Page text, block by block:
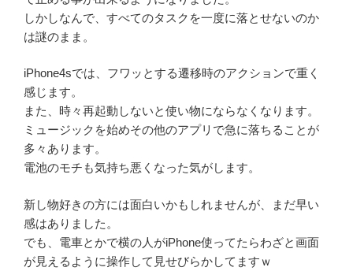
しかしなんで、すべてのタスクを一度に落とせないのか
は謎のまま。
iPhone4sでは、フワッとする遷移時のアクションで重く
感じます。
また、時々再起動しないと使い物にならなくなります。
ミュージックを始めその他のアプリで急に落ちることが
多々あります。
電池のモチも気持ち悪くなった気がします。
新し物好きの方には面白いかもしれませんが、まだ早い
感はありました。
でも、電車とかで横の人がiPhone使ってたらわざと画面
が見えるように操作して見せびらかしてますｗ